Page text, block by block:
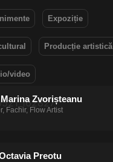
Expoziție
Producție artistică
video
Zvorișteanu
Fachir, Flow Artist
Preotu